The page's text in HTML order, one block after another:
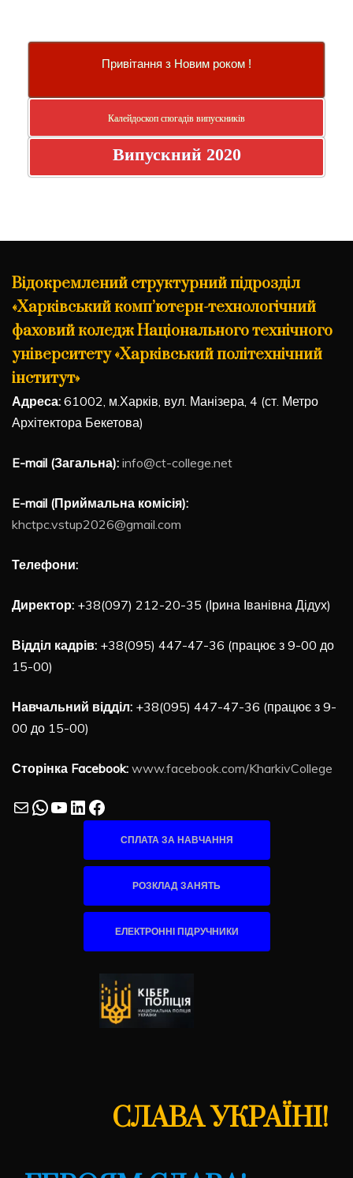
Привітання з Новим роком !
Калейдоскоп спогадів випускників
Випускний 2020
Відокремлений структурний підрозділ
«Харківський комп’ютерн-технологічний
фаховий коледж Національного технічного
університету «Харківський політехнічний
інститут»
Адреса: 61002, м.Харків, вул. Манізера, 4 (ст. Метро
Архітектора Бекетова)
E-mail (Загальна): info@ct-college.net
E-mail (Приймальна комісія):
khctpc.vstup2026@gmail.com
Телефони:
Директор: +38(097) 212-20-35 (Ірина Іванівна Дідух)
Відділ кадрів: +38(095) 447-47-36 (працює з 9-00 до
15-00)
Навчальний відділ: +38(095) 447-47-36 (працює з 9-
00 до 15-00)
Сторінка Facebook: www.facebook.com/KharkivCollege
MailWhatsApp
YouTube
LinkedIn
Facebook
СПЛАТА ЗА НАВЧАННЯ
РОЗКЛАД ЗАНЯТЬ
ЕЛЕКТРОННІ ПІДРУЧНИКИ
СЛАВА УКРАЇНІ!